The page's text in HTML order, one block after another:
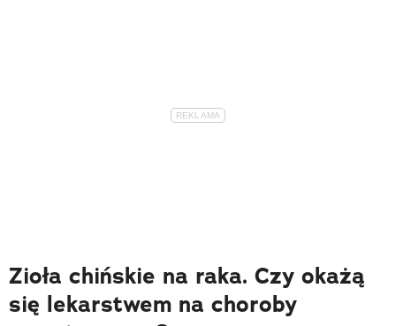
Zioła chińskie na raka. Czy okażą
się lekarstwem na choroby